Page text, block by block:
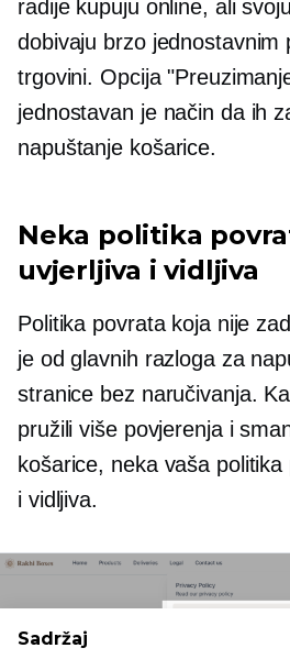
radije kupuju online, ali
dobivaju brzo jednostavnim
trgovini. Opcija
jednostavan je način da ih
napuštanje košarice.
Neka politika
uvjerljiva i vidljiva
Politika povrata koja nije
je od glavnih razloga za
stranice bez naručivanja.
pružili više povjerenja i
košarice, neka vaša
i vidljiva.
Sadržaj